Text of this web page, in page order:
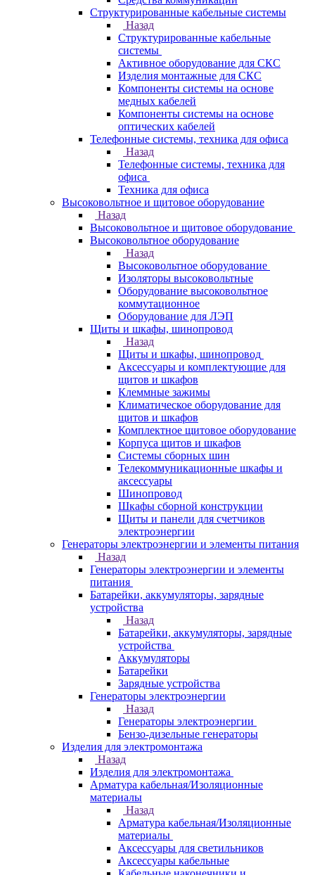
Структурированные кабельные системы
Назад
Структурированные кабельные
системы
Активное оборудование для СКС
Изделия монтажные для СКС
Компоненты системы на основе
медных кабелей
Компоненты системы на основе
оптических кабелей
Телефонные системы, техника для офиса
Назад
Телефонные системы, техника для
офиса
Техника для офиса
Высоковольтное и щитовое оборудование
Назад
Высоковольтное и щитовое оборудование
Высоковольтное оборудование
Назад
Высоковольтное оборудование
Изоляторы высоковольтные
Оборудование высоковольтное
коммутационное
Оборудование для ЛЭП
Щиты и шкафы, шинопровод
Назад
Щиты и шкафы, шинопровод
Аксессуары и комплектующие для
щитов и шкафов
Клеммные зажимы
Климатическое оборудование для
щитов и шкафов
Комплектное щитовое оборудование
Корпуса щитов и шкафов
Системы сборных шин
Телекоммуникационные шкафы и
аксессуары
Шинопровод
Шкафы сборной конструкции
Щиты и панели для счетчиков
электроэнергии
Генераторы электроэнергии и элементы питания
Назад
Генераторы электроэнергии и элементы
питания
Батарейки, аккумуляторы, зарядные
устройства
Назад
Батарейки, аккумуляторы, зарядные
устройства
Аккумуляторы
Батарейки
Зарядные устройства
Генераторы электроэнергии
Назад
Генераторы электроэнергии
Бензо-дизельные генераторы
Изделия для электромонтажа
Назад
Изделия для электромонтажа
Арматура кабельная/Изоляционные
материалы
Назад
Арматура кабельная/Изоляционные
материалы
Аксессуары для светильников
Аксессуары кабельные